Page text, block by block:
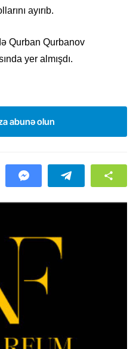
ayırıb.
Qurban Qurbanov
yer almışdı.
abunə olun